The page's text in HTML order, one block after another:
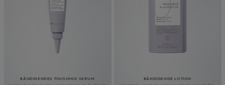
BÄNDIGENDES FINISHING SERUM
BÄNDIGENDE LOTION